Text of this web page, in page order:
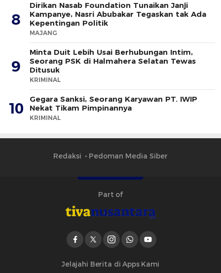
8
Dirikan Nasab Foundation Tunaikan Janji
Kampanye, Nasri Abubakar Tegaskan tak Ada
Kepentingan Politik
MAJANG
9
Minta Duit Lebih Usai Berhubungan Intim,
Seorang PSK di Halmahera Selatan Tewas
Ditusuk
KRIMINAL
10
Gegara Sanksi, Seorang Karyawan PT. IWIP
Nekat Tikam Pimpinannya
KRIMINAL
Redaksi Pedoman Media Siber
Part of
Jelajahi Berita di Apps Kami